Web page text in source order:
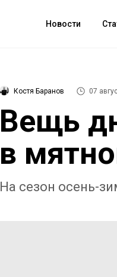
Новости
Костя Баранов 07
Вещь
в
На сезон осень-